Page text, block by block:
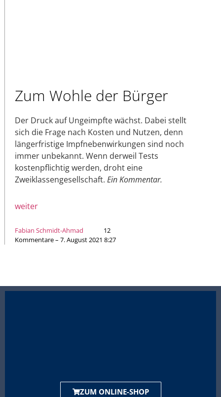
Zum Wohle der Bürger
Der Druck auf Ungeimpfte wächst. Dabei stellt
sich die Frage nach Kosten und Nutzen, denn
längerfristige Impfnebenwirkungen sind noch
immer unbekannt. Wenn derweil Tests
kostenpflichtig werden, droht eine
Zweiklassengesellschaft. Ein Kommentar.
weiter
Fabian Schmidt-Ahmad
12
Kommentare – 7. August 2021 8:27
ZUM ONLINE-SHOP